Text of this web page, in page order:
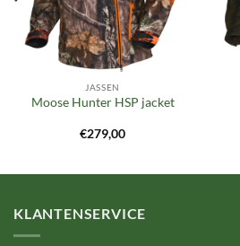
JASSEN
Moose Hunter HSP jacket
€279,00
KLANTENSERVICE